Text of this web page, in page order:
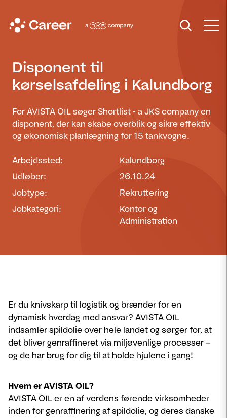
Disponent til
kørselsafdeling i Kalundborg
For AVISTA OIL søger Shortlist - a JKS company en
disponent, der kan skabe overblik og sikre effektiv
og økonomisk planlægning for 15 tankvogne.
Arbejdssted:
Kalundborg
Udløber:
26.10.24
Jobtype:
Rekruttering
Jobkategori:
Kontor og
Administration
Er du knivskarp til logistik og brænder for en
dynamisk hverdag med ansvar? AVISTA OIL
indsamler spildolie over hele landet og sørger for, at
det bliver genraffineret via miljøvenlige processer –
og de har brug for dig til at holde hjulene i gang!
Hvem er AVISTA OIL?
AVISTA OIL er en af verdens førende virksomheder
inden for genraffinering af spildolie, og deres danske